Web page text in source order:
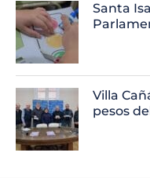
Santa
Villa
pesos